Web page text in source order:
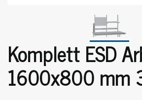
Komplett ESD
1600x800 mm